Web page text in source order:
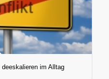
im Alltag